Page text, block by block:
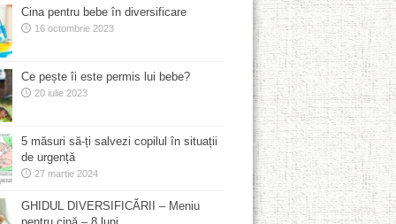
Cina pentru bebe în diversificare
16 octombrie 2023
Ce pește îi este permis lui bebe?
20 iulie 2023
5 măsuri să-ți salvezi copilul în situații
de urgență
27 martie 2024
GHIDUL DIVERSIFICĂRII – Meniu